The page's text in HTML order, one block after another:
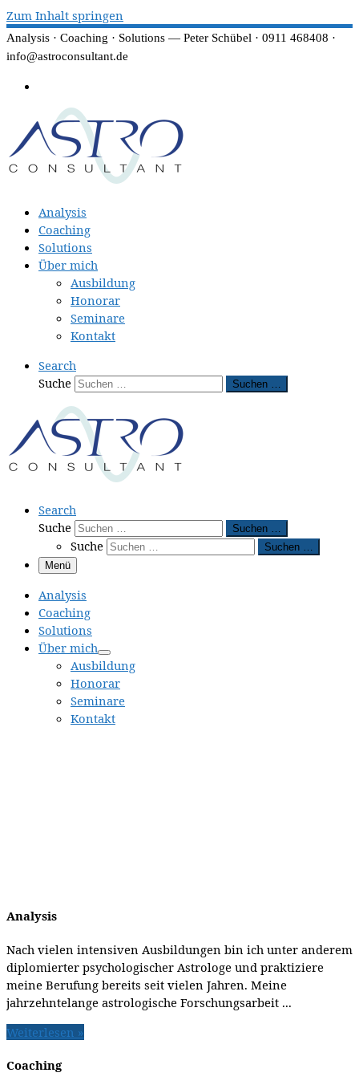
Zum Inhalt springen
Analysis · Coaching · Solutions — Peter Schübel · 0911 468408 ·
info@astroconsultant.de
Analysis
Coaching
Solutions
Über mich
Ausbildung
Honorar
Seminare
Kontakt
Search
Suche
Suchen …
Search
Suche
Suchen …
Suche
Suchen …
Menü
Analysis
Coaching
Solutions
Über mich
Ausbildung
Honorar
Seminare
Kontakt
Analysis
Nach vielen intensiven Ausbildungen bin ich unter anderem
diplomierter psychologischer Astrologe und praktiziere
meine Berufung bereits seit vielen Jahren. Meine
jahrzehntelange astrologische Forschungsarbeit ...
Weiterlesen »
Coaching